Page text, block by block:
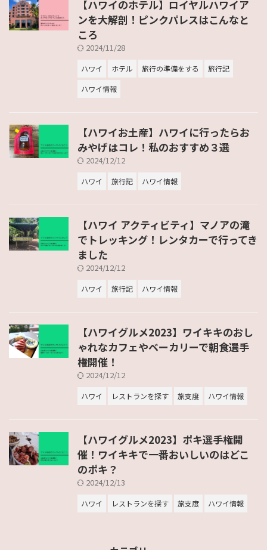
【ハワイのホテル】ロイヤルハワイア
ンを大解剖！ピンクパレスはこんなと
ころ
2024/11/28
ハワイ ホテル 旅行の準備をする
旅行記
ハワイ情報
【ハワイお土産】ハワイに行ったらお
みやげはコレ！私のおすすめ３選
2024/12/12
ハワイ 旅行記 ハワイ情報
【ハワイ アクティビティ】マノアの滝
でトレッキング！レンタカーで行ってき
ました
2024/12/12
ハワイ 旅行記 ハワイ情報
【ハワイグルメ2023】ワイキキのおし
ゃれなカフェやベーカリーで朝食選手
権開催！
2024/12/12
ハワイ レストランを探す 旅支度 ハワイ情報
【ハワイグルメ2023】ポキ選手権開
催！ワイキキで一番おいしいのはどこ
のポキ？
2024/12/13
ハワイ レストランを探す 旅支度 ハワイ情報